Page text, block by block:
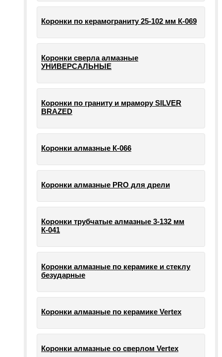
Коронки по керамограниту 25-102 мм К-069
Коронки сверла алмазные
УНИВЕРСАЛЬНЫЕ
Коронки по граниту и мрамору SILVER
BRAZED
Коронки алмазные К-066
Коронки алмазные PRO для дрели
Коронки трубчатые алмазные 3-132 мм
К-041
Коронки алмазные по керамике и стеклу
безударные
Коронки алмазные по керамике Vertex
Коронки алмазные со сверлом Vertex